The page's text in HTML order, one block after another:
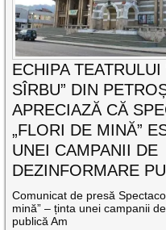
ECHIPA TEATRULUI
SÎRBU” DIN
APRECIAZĂ CĂ
„FLORI DE MINĂ”
UNEI CAMPANII DE
DEZINFORMARE
Comunicat de presă
mină” – ținta unei campanii
publică Am